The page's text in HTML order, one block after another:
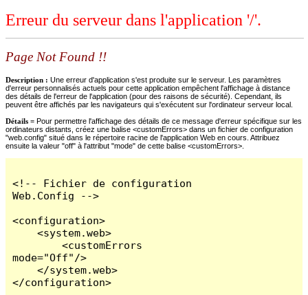
Erreur du serveur dans l'application '/'.
Page Not Found !!
Description : Une erreur d'application s'est produite sur le serveur. Les paramètres
d'erreur personnalisés actuels pour cette application empêchent l'affichage à distance
des détails de l'erreur de l'application (pour des raisons de sécurité). Cependant, ils
peuvent être affichés par les navigateurs qui s'exécutent sur l'ordinateur serveur local.
Détails = Pour permettre l'affichage des détails de ce message d'erreur spécifique sur les
ordinateurs distants, créez une balise <customErrors> dans un fichier de configuration
"web.config" situé dans le répertoire racine de l'application Web en cours. Attribuez
ensuite la valeur "off" à l'attribut "mode" de cette balise <customErrors>.
<!-- Fichier de configuration
Web.Config -->
<configuration>
    <system.web>
        <customErrors
mode="Off"/>
    </system.web>
</configuration>